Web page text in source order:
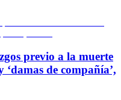
previo a la muerte
de compañía’,